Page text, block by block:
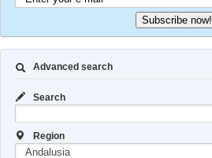
Subscribe now!
Advanced search
Search
Region